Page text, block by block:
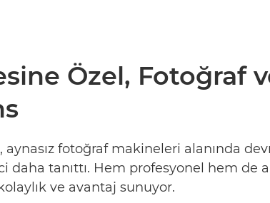
Özel, Fotoğraf
fotoğraf makineleri alanında
daha tanıttı. Hem profesyonel hem de
ve avantaj sunuyor.